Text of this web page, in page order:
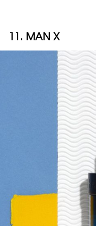
11. MAN X